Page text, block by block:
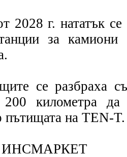
2028 г. нататък
за
се разбраха
километра да
пътищата на TEN-T.
ИНСМАРКЕТ